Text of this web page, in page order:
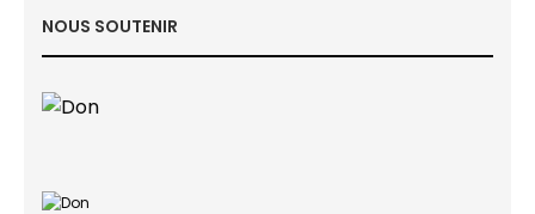
NOUS SOUTENIR